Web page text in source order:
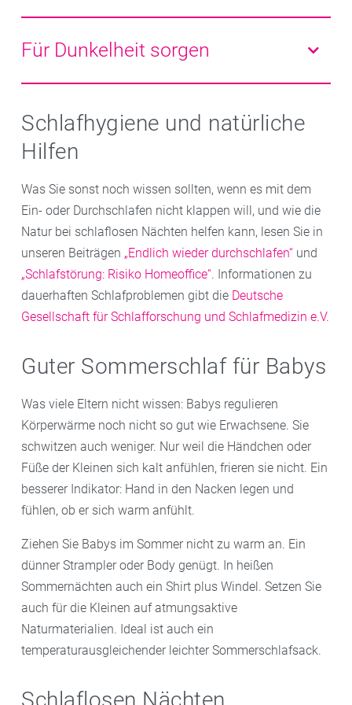
Schleimhäute nicht zu reizen.
Kunstfaser kann die Feuchtigkeit schlecht aufnehmen
und abtransportieren. Besser eignet sich locker
sitzende Wäsche aus Baumwolle, Leinen oder
Naturseide. Manche legen die Kleidung vor dem
den extra Frische-Kick.
Leichte Sommerbettwäsche, etwa aus Jersey oder
Seersucker, lässt uns Hitze besser aushalten. Finger
weg von dicken, angerauten Stoffen wie Biber oder
Flanell. Manche Matratzen haben übrigens eine
Für Dunkelheit sorgen
Bei Helligkeit schlafen können nicht alle. Wer
Andere Lichtempfindliche können zu einer
verdunkelnden Schlafmaske greifen, die es auch in
Schlafhygiene und natürliche
Hilfen
Was Sie sonst noch wissen sollten, wenn es mit dem
Ein- oder Durchschlafen nicht klappen will, und wie die
Natur bei schlaflosen Nächten helfen kann, lesen Sie in
unseren Beiträgen „Endlich wieder durchschlafen“ und
„Schlafstörung: Risiko Homeoffice“. Informationen zu
dauerhaften Schlafproblemen gibt die Deutsche
Gesellschaft für Schlafforschung und Schlafmedizin e.V.
Guter Sommerschlaf für Babys
Was viele Eltern nicht wissen: Babys regulieren
Körperwärme noch nicht so gut wie Erwachsene. Sie
schwitzen auch weniger. Nur weil die Händchen oder
Füße der Kleinen sich kalt anfühlen, frieren sie nicht. Ein
besserer Indikator: Hand in den Nacken legen und
fühlen, ob er sich warm anfühlt.
Ziehen Sie Babys im Sommer nicht zu warm an. Ein
dünner Strampler oder Body genügt. In heißen
Sommernächten auch ein Shirt plus Windel. Setzen Sie
auch für die Kleinen auf atmungsaktive
Naturmaterialien. Ideal ist auch ein
temperaturausgleichender leichter Sommerschlafsack.